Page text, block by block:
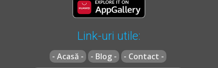
sau forestier se apropie de un autovehicul care circulă în
față să, acesta este obligat să folosească luminile de
întâlnire de la o distanță de cel puțin 100 m.
Link-uri utile:
- Acasă - - Blog -
- Contact -